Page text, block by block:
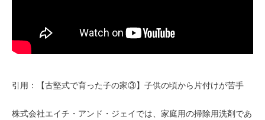
引用：【古堅式で育った子の家③】子供の頃から片付けが苦手
株式会社エイチ・アンド・ジェイでは、家庭用の掃除用洗剤であ